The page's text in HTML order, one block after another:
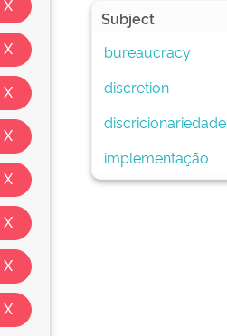
Subject
bureaucracy
discretion
discricionariedade
implementação